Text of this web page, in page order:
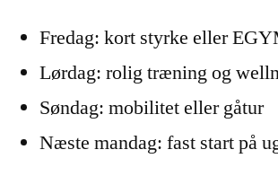
Fredag: kort styrke eller
Lørdag: rolig træning og
Søndag: mobilitet eller gåtur
Næste mandag: fast start på